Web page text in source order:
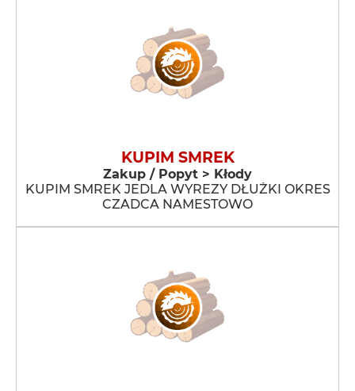
KUPIM SMREK
Zakup / Popyt > Kłody
KUPIM SMREK JEDLA WYREZY DŁUŻKI OKRES
CZADCA NAMESTOWO